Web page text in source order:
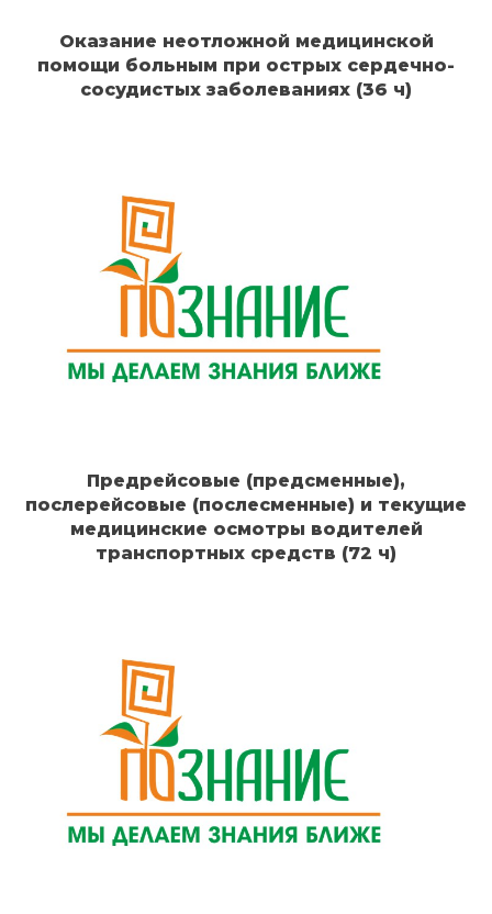
Оказание неотложной медицинской
помощи больным при острых сердечно-
сосудистых заболеваниях (36 ч)
Предрейсовые (предсменные),
послерейсовые (послесменные) и текущие
медицинские осмотры водителей
транспортных средств (72 ч)